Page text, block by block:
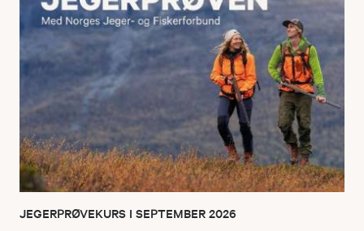
JEGERPRØVEKURS I SEPTEMBER 2026